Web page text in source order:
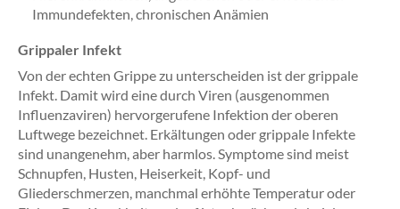
Immundefekten, chronischen Anämien
Grippaler Infekt
Von der echten Grippe zu unterscheiden ist der grippale
Infekt. Damit wird eine durch Viren (ausgenommen
Influenzaviren) hervorgerufene Infektion der oberen
Luftwege bezeichnet. Erkältungen oder grippale Infekte
sind unangenehm, aber harmlos. Symptome sind meist
Schnupfen, Husten, Heiserkeit, Kopf- und
Gliederschmerzen, manchmal erhöhte Temperatur oder